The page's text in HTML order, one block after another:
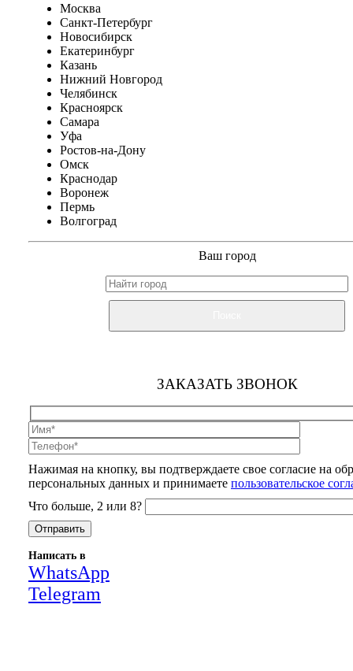
Москва
Санкт-Петербург
Новосибирск
Екатеринбург
Казань
Нижний Новгород
Челябинск
Красноярск
Самара
Уфа
Ростов-на-Дону
Омск
Краснодар
Воронеж
Пермь
Волгоград
Ваш город
ЗАКАЗАТЬ ЗВОНОК
Нажимая на кнопку, вы подтверждаете свое согласие на
персональных данных и принимаете пользовательское
Что больше, 2 или 8?
Написать в
WhatsApp
Telegram